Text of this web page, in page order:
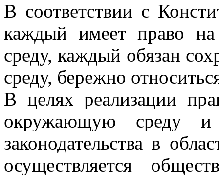
В соответствии с
каждый имеет право
среду, каждый обязан
среду, бережно
В целях реализации
окружающую среду и
законодательства в
осуществляется